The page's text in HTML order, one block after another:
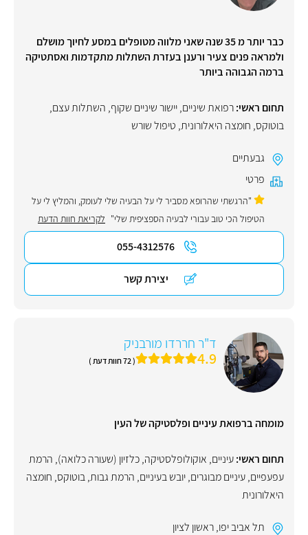
כבר יותר מ 35 שנה שאני מלווה מטופלים במסע לחיוך מושלם
ולמראה פנים צעיר ורענן בעזרת השתלות מתקדמות ואסתטיקה
ברמה הגבוהה ביותר
תחום ראשי:רפואת שיניים,יישור שיניים שקוף, השתלות עצם,
בוטוקס, חומצה היאלורונית, טיפול שורש
גבעתיים
פרטי
"הרגשתי שהרופא מסביר לי על הבעיה שלי לעומק, והמליץ לי על
הטיפול הכי טוב עבורי לבעיה הספציפית שלי" לקריאת חוות הדעת
055-4312576
יצירת קשר
ד"ר חררדו מורבניק
4.9 ( 72 חוות דעת )
מומחה ברפואת עיניים ופלסטיקה של העין
תחום ראשי:עיניים, אוקולופלסטיקה,כלזיון (שעורה כלואה), הרמת
עפעפיים,עיניים מבוגרים,יובש בעיניים, הרמת גבות,בוטוקס, חומצה
היאלורונית
תל אביב יפו,ראשון לציון